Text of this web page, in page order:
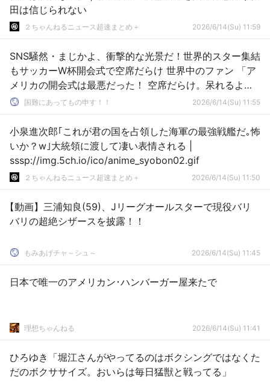
田は信じられない
２ちゃんねるニュース超速まとめ＋ 2026/6/14(Su) 11:59
SNS騒然・まじかよ、衝撃的な光景だ！世界的スター集結
もサッカーW杯開会式で空席だらけ 世界中のファン 「ア
メリカの開会式は最悪だった！ 空席だらけ。呆れるよ」
「空席が目立ち、盛り上がりは皆無だった」 [6/14]
国難にあってもの申す！！ 2026/6/14(Su) 11:55
小泉進次郎｢これが君の国を占領した海軍の最強戦艦だ｡怖
いか？w｣大統領に渡して凄い表情される |
sssp://img.5ch.io/ico/anime_syobon02.gif
２ちゃんねるニュース超速まとめ＋ 2026/6/14(Su) 11:50
【動画】三浦知良(59)、Jリーグオールスターで現役バリ
バリの超絶シザースを披露！！
もみあげチャ～シュ～ 2026/6/14(Su) 11:45
日本で唯一のアメリカン･ハンバーガー屋来たで
理想ちゃんねる 2026/6/14(Su) 11:41
ひろゆき「堀江さんがやってるのはボクシングではなくた
だのボクササイズ。おいらは毎日猛獣と戦ってる」